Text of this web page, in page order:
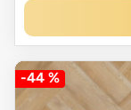
-44 %